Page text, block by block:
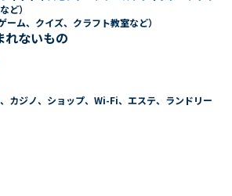
ど）
ーム、クイズ、クラフト教室など）
れないもの
カジノ、ショップ、Wi-Fi、エステ、ランドリー